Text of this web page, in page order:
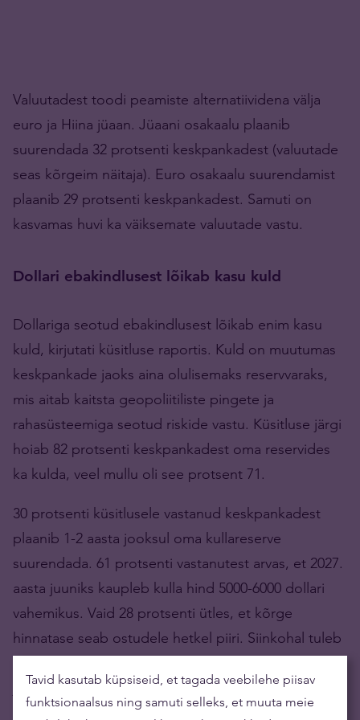
Valuutadest toodi peamiste alternatiividena välja
euro ja Hiina jüaan. Jüaani osakaalu plaanib
suurendada 32 protsenti keskpankadest (valuutade
seas kõrgeim näitaja). Euro osakaalu suurendamist
plaanib 29 protsenti keskpankadest. Samuti on
kasvamas huvi ka väiksemate valuutade vastu.
Dollari ebakindlusest lõikab kasu kuld
Dollariga seotud ebakindlusest lõikab enim kasu
kuld, kirjutati küsitluse raportis. Kuld on muutumas
keskpankade jaoks aina olulisemaks reservvaraks,
mis aitab kaitsta geopoliitiliste pingete ja
rahasüsteemiga seotud riskide vastu. Küsitluse järgi
hoiab 82 protsenti keskpankadest oma reservides
ka kulda, veel mullu oli see protsent 71.
30 protsenti küsitlusele vastanud keskpankadest
plaanib 1-2 aasta jooksul oma kullareserve
suurendada. 61 protsenti vastanutest arvas, et 2027.
aasta juuniks kaupleb kulla hind 5000-6000 dollari
vahemikus. Vaid 28 protsenti ütles, et kõrge
hinnatase seab ostudele hetkel piiri. Siinkohal tuleb
jaoks pigem strateegiline, mitte finantsiline
investeering. See tähendab, et hinnatase ei ole
Tavid kasutab küpsiseid, et tagada veebilehe piisav
funktsionaalsus ning samuti selleks, et muuta meie